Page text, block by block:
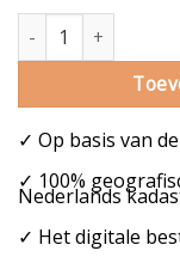
Gemeentekaart
✓ Op basis van
✓ 100%
Nederlands
✓ Het digitale